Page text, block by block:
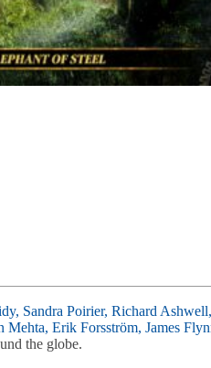
Sandra Poirier, Richard Ashwell,
Mehta, Erik Forsström, James
the globe.